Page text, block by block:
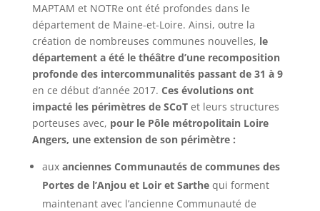
MAPTAM et NOTRe ont été profondes dans le
département de Maine-et-Loire. Ainsi, outre la
création de nombreuses communes nouvelles, le
département a été le théâtre d’une recomposition
profonde des intercommunalités passant de 31 à 9
en ce début d’année 2017. Ces évolutions ont
impacté les périmètres de SCoTet leurs structures
porteuses avec, pour le Pôle métropolitain Loire
Angers, une extension de son périmètre :
aux anciennes Communautés de communes des
Portes de l’Anjou et Loir et Sarthequi forment
maintenant avec l’ancienne Communauté de